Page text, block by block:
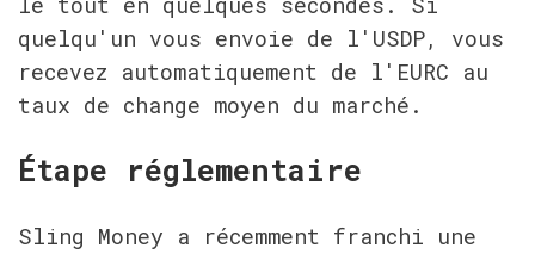
quelqu'un vous envoie de l'USDP, vous
recevez automatiquement de l'EURC au
taux de change moyen du marché.
Étape réglementaire
Sling Money a récemment franchi une